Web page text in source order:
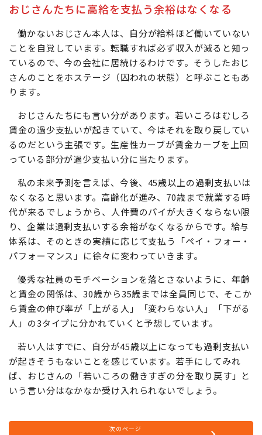
と思いますが、そう簡単ではないのです。
おじさんたちに高給を支払う余裕はなくなる
働かないおじさん本人は、自分が給料ほど働いていない
ことを自覚しています。転職すれば必ず収入が減ると知っ
ているので、今の会社に居続けるわけです。そうしたおじ
さんのことをホステージ（囚われの状態）と呼ぶこともあ
ります。
おじさんたちにも言い分があります。若いころはむしろ
賃金の過少支払いが起きていて、今はそれを取り戻してい
るのだという主張です。生産性カーブが賃金カーブを上回
っている部分が過少支払い分に当たります。
私の未来予測を言えば、今後、45歳以上の過剰支払いは
なくなると思います。高齢化が進み、70歳まで就業する時
代が来るでしょうから、人件費のパイが大きくならない限
り、企業は過剰支払いする余裕がなくなるからです。給与
体系は、そのときの実績に応じて支払う「ペイ・フォー・
パフォーマンス」に徐々に変わっていきます。
優秀な社員のモチベーションを落とさないように、年齢
と賃金の関係は、30歳から35歳までは全員同じで、そこか
ら賃金の伸び率が「上がる人」「変わらない人」「下がる
人」の3タイプに分かれていくと予想しています。
若い人はすでに、自分が45歳以上になっても過剰支払い
が起きそうもないことを感じています。若手にしてみれ
いう言い分はなかなか受け入れられないでしょう。